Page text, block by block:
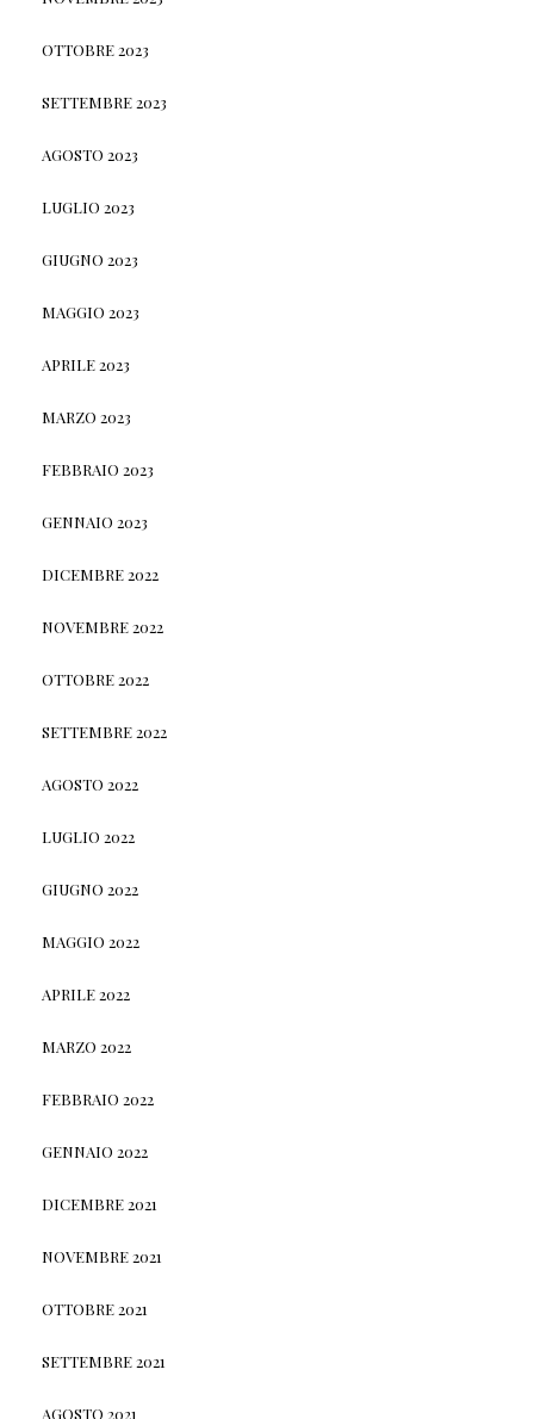
OTTOBRE 2023
SETTEMBRE 2023
AGOSTO 2023
LUGLIO 2023
GIUGNO 2023
MAGGIO 2023
APRILE 2023
MARZO 2023
FEBBRAIO 2023
GENNAIO 2023
DICEMBRE 2022
NOVEMBRE 2022
OTTOBRE 2022
SETTEMBRE 2022
AGOSTO 2022
LUGLIO 2022
GIUGNO 2022
MAGGIO 2022
APRILE 2022
MARZO 2022
FEBBRAIO 2022
GENNAIO 2022
DICEMBRE 2021
NOVEMBRE 2021
OTTOBRE 2021
SETTEMBRE 2021
AGOSTO 2021